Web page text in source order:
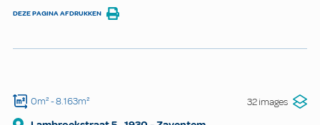
DEZE PAGINA AFDRUKKEN
0m²- 8.163m² 32 images